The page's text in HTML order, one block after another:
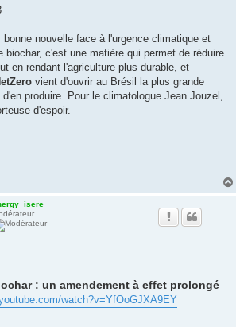
nouvelle face à l'urgence climatique et
biochar, c'est une matière qui permet de réduire
en rendant l'agriculture plus durable, et
vient d'ouvrir au Brésil la plus grande
produire. Pour le climatologue Jean Jouzel,
d'espoir.
: un amendement à effet prolongé
watch?v=YfOoGJXA9EY